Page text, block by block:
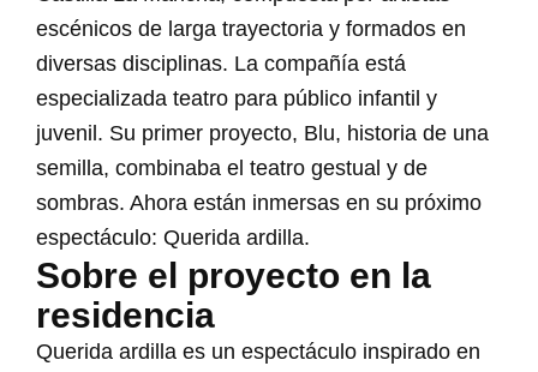
escénicos de larga trayectoria y formados en
diversas disciplinas. La compañía está
especializada teatro para público infantil y
juvenil. Su primer proyecto, Blu, historia de una
semilla, combinaba el teatro gestual y de
sombras. Ahora están inmersas en su próximo
espectáculo: Querida ardilla.
Sobre el proyecto en la
residencia
Querida ardilla es un espectáculo inspirado en